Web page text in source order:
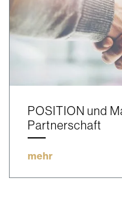
POSITION und
Partnerschaft
mehr